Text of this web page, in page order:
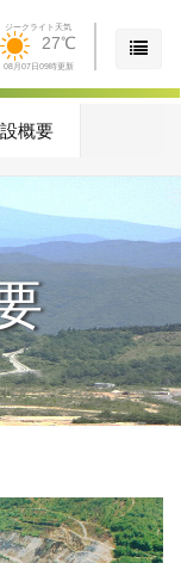
ジークライト天気
27℃
08月07日09時更新
概要